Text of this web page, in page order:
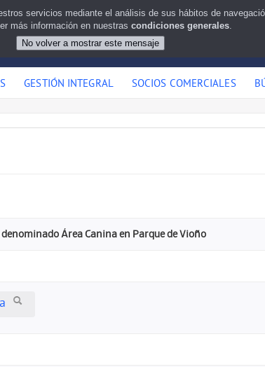
GESTIÓN INTEGRAL SOCIOS COMERCIALES
Área Canina en Parque de Vioño
servicios mediante el análisis de sus hábitos de
más información en nuestras condiciones generales.